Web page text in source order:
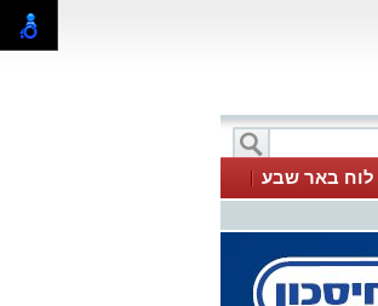
לוח באר שבע